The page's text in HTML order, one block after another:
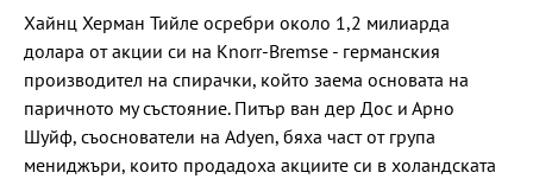
Хайнц Херман Тийле осребри около 1,2 милиарда
долара от акции си на Knorr-Bremse - германския
производител на спирачки, който заема основата на
паричното му състояние. Питър ван дер Дос и Арно
Шуйф, съоснователи на Adyen, бяха част от група
мениджъри, които продадоха акциите си в холандската